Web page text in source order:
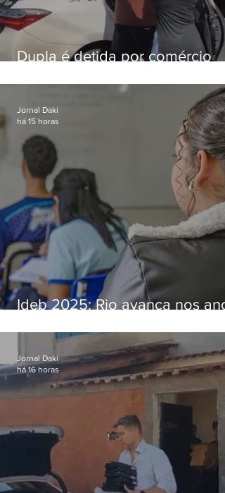
Dupla é detida por comércio
Bangu
Ideb 2025: Rio avança nos
nacional
Jornal Daki
há 15 horas
Jornal Daki
há 16 horas